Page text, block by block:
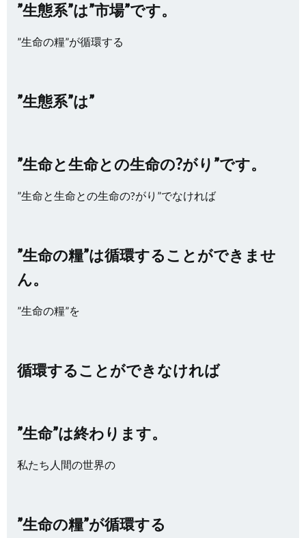
”生態系”は”市場”です。
”生命の糧”が循環する
”生態系”は”
”生命と生命との生命の?がり”です。
”生命と生命との生命の?がり”でなければ
”生命の糧”は循環することができませ
ん。
”生命の糧”を
循環することができなければ
”生命”は終わります。
私たち人間の世界の
”生命の糧”が循環する